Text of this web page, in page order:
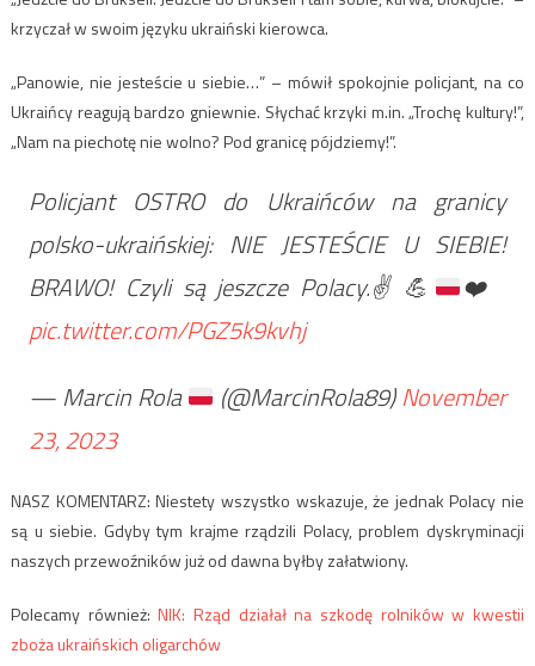
krzyczał w swoim języku ukraiński kierowca.
„Panowie, nie jesteście u siebie…” – mówił spokojnie policjant, na co
Ukraińcy reagują bardzo gniewnie. Słychać krzyki m.in. „Trochę kultury!”,
„Nam na piechotę nie wolno? Pod granicę pójdziemy!”.
Policjant OSTRO do Ukraińców na granicy
polsko-ukraińskiej: NIE JESTEŚCIE U SIEBIE!
BRAWO! Czyli są jeszcze Polacy.✌️ 💪
❤️
pic.twitter.com/PGZ5k9kvhj
— Marcin Rola
(@MarcinRola89)November
23, 2023
NASZ KOMENTARZ: Niestety wszystko wskazuje, że jednak Polacy nie
są u siebie. Gdyby tym krajme rządzili Polacy, problem dyskryminacji
naszych przewoźników już od dawna byłby załatwiony.
Polecamy również:NIK: Rząd działał na szkodę rolników w kwestii
zboża ukraińskich oligarchów